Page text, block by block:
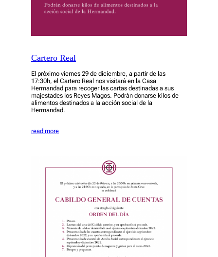
Cartero Real
El próximo viernes 29 de diciembre, a partir de las
17:30h, el Cartero Real nos visitará en la Casa
Hermandad para recoger las cartas destinadas a sus
majestades los Reyes Magos. Podrán donarse kilos de
alimentos destinados a la acción social de la
Hermandad.
read more